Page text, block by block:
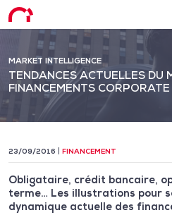
MARKET INTELLIGENCE
TENDANCES ACTUELLES DU
FINANCEMENTS CORPORATE
23/09/2016 FINANCEMENT
Obligataire, crédit bancaire,
terme… Les illustrations pour
dynamique actuelle des